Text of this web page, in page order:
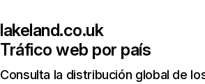
lakeland.co.uk
Tráfico web por país
Consulta la distribución global de